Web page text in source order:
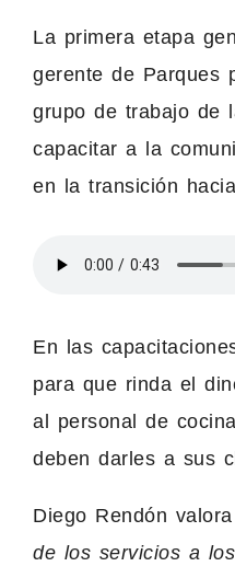
La primera etapa
gerente de Parques
grupo de trabajo de
capacitar a la
en la transición
En las
para que rinda el
al personal de
deben darles a sus
Diego Rendón
de los servicios a